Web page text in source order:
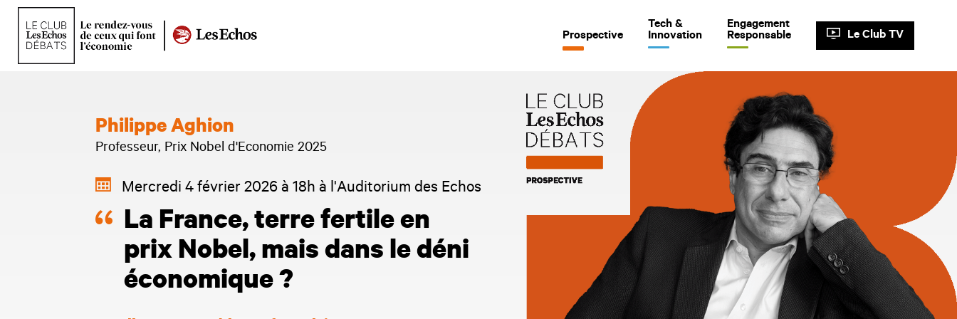
Prospective
Tech &
Innovation
Engagement
Responsable
Le Club TV
Philippe Aghion
Professeur, Prix Nobel d'Economie 2025
Mercredi 4 février 2026 à 18h à l'Auditorium des Echos
La France, terre fertile en
prix Nobel, mais dans le déni
économique ?